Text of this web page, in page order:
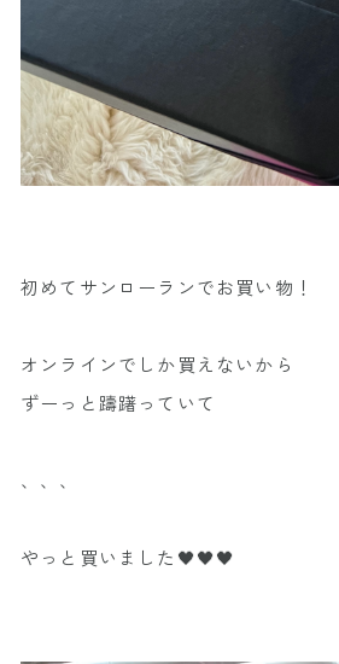
初めてサンローランでお買い物！
オンラインでしか買えないから
ずーっと躊躇っていて
、、、
やっと買いました🖤🖤🖤